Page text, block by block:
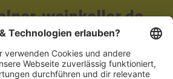
weinkeller.de